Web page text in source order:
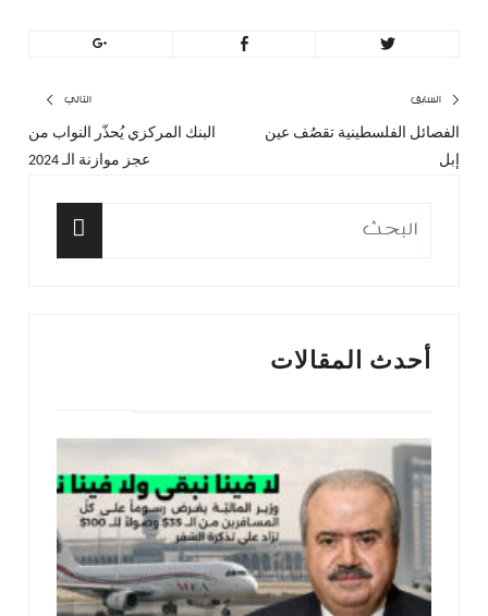
تصفّح
المقالات
السابق
المقال
الفصائل الفلسطينية تقصُف عين
إبل
التالي
البنك المركزي يُحذّر النواب من
عجز موازنة الـ 2024
البحث
أحدث المقالات